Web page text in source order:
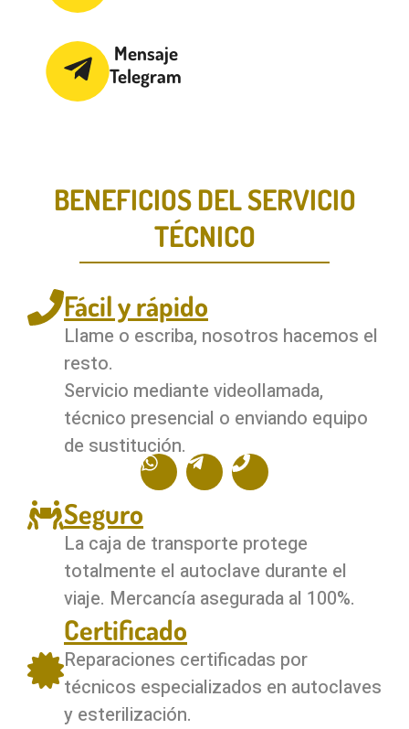
Mensaje
Telegram
BENEFICIOS DEL SERVICIO
TÉCNICO
Fácil y rápido
Llame o escriba, nosotros hacemos el
resto.
Servicio mediante videollamada,
técnico presencial o enviando equipo
de sustitución.
Seguro
La caja de transporte protege
totalmente el autoclave durante el
viaje. Mercancía asegurada al 100%.
Certificado
Reparaciones certificadas por
técnicos especializados en autoclaves
y esterilización.